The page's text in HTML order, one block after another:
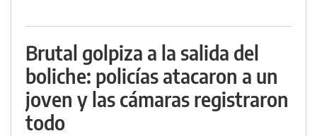
Brutal golpiza a la salida del
boliche: policías atacaron a un
joven y las cámaras registraron
todo